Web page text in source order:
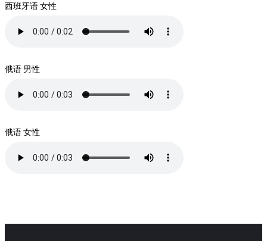
西班牙语 女性
俄语 男性
俄语 女性